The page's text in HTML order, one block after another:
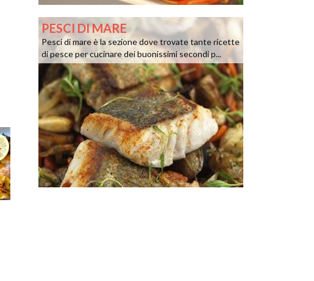
PESCI DI MARE
Pesci di mare è la sezione dove trovate tante ricette
di pesce per cucinare dei buonissimi secondi p...